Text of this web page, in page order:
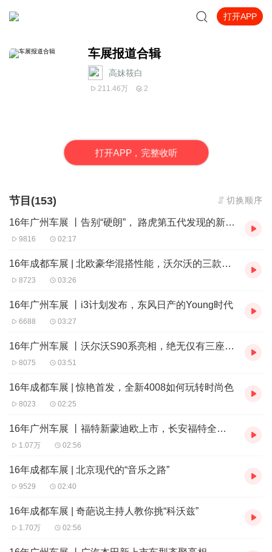
打开APP
车展报道合辑
高妹筱白
211.46万 2
打开APP，完整收听
节目(153) 切换顺序
16年广州车展 丨告别“硬朗”， 路虎第五代发现的新面孔
9816 02:17
16年成都车展 | 北欧豪华混搭性能，沃尔沃的三款新车
8723 03:26
16年广州车展 丨i3计划发布，东风日产的Young时代
6688 03:27
16年广州车展 丨沃尔沃S90系亮相，绝无仅有三座车你见过么？
8075 03:51
16年成都车展 | 惊艳首发，全新4008如何玩转时尚色
8023 02:25
16年广州车展 丨福特新蒙迪欧上市，长安福特全系车型亮相
1.07万 02:56
16年成都车展 | 北京现代的“音乐之路”
9529 02:40
16年成都车展 | 奇葩说主持人教你挑“科沃兹”
1.70万 02:56